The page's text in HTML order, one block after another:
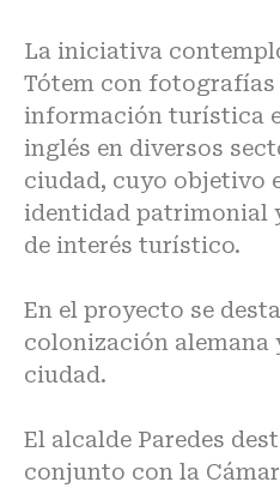
La iniciativa
Tótem con
información turística
inglés en diversos
ciudad, cuyo objetivo
identidad patrimonial
de interés turístico.
En el proyecto se
colonización alemana
ciudad.
El alcalde Paredes
conjunto con la